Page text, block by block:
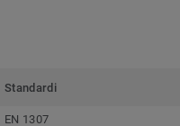
Standardi
EN 1307